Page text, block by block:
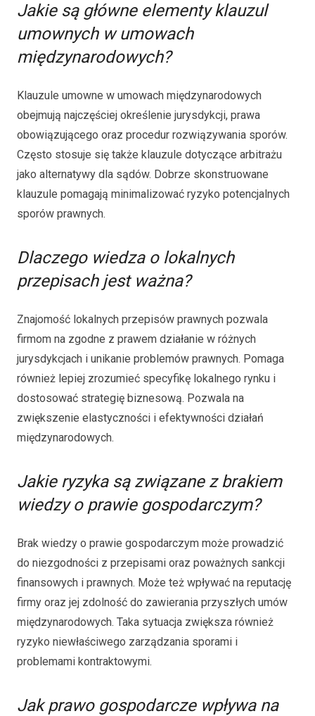
Jakie są główne elementy klauzul
umownych w umowach
międzynarodowych?
Klauzule umowne w umowach międzynarodowych
obejmują najczęściej określenie jurysdykcji, prawa
obowiązującego oraz procedur rozwiązywania sporów.
Często stosuje się także klauzule dotyczące arbitrażu
jako alternatywy dla sądów. Dobrze skonstruowane
klauzule pomagają minimalizować ryzyko potencjalnych
sporów prawnych.
Dlaczego wiedza o lokalnych
przepisach jest ważna?
Znajomość lokalnych przepisów prawnych pozwala
firmom na zgodne z prawem działanie w różnych
jurysdykcjach i unikanie problemów prawnych. Pomaga
również lepiej zrozumieć specyfikę lokalnego rynku i
dostosować strategię biznesową. Pozwala na
zwiększenie elastyczności i efektywności działań
międzynarodowych.
Jakie ryzyka są związane z brakiem
wiedzy o prawie gospodarczym?
Brak wiedzy o prawie gospodarczym może prowadzić
do niezgodności z przepisami oraz poważnych sankcji
finansowych i prawnych. Może też wpływać na reputację
firmy oraz jej zdolność do zawierania przyszłych umów
międzynarodowych. Taka sytuacja zwiększa również
ryzyko niewłaściwego zarządzania sporami i
problemami kontraktowymi.
Jak prawo gospodarcze wpływa na